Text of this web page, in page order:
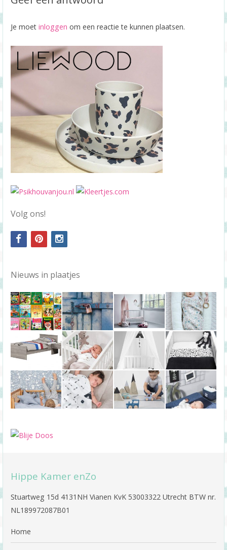
Je moet inloggen om een reactie te kunnen plaatsen.
Volg ons!
facebookpinterestinstagram
Nieuws in plaatjes
Hippe Kamer enZo
Stuartweg 15d 4131NH Vianen KvK 53003322 Utrecht BTW nr.
NL189972087B01
Home